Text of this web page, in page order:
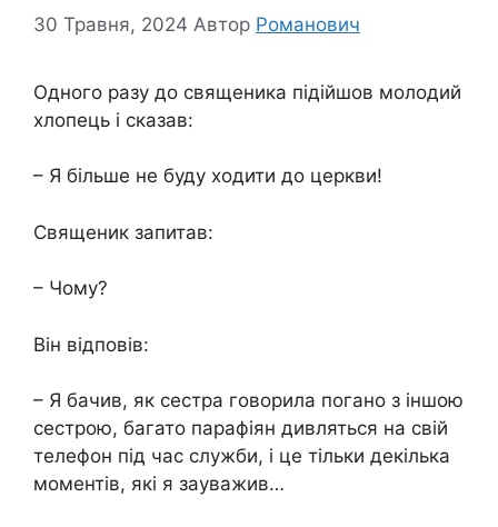
30 Травня, 2024 Автор Романович
Одного разу до священика підійшов молодий
хлопець і сказав:
– Я більше не буду ходити до церкви!
Священик запитав:
– Чому?
Він відповів:
– Я бачив, як сестра говорила погано з іншою
сестрою, багато парафіян дивляться на свій
телефон під час служби, і це тільки декілька
моментів, які я зауважив…